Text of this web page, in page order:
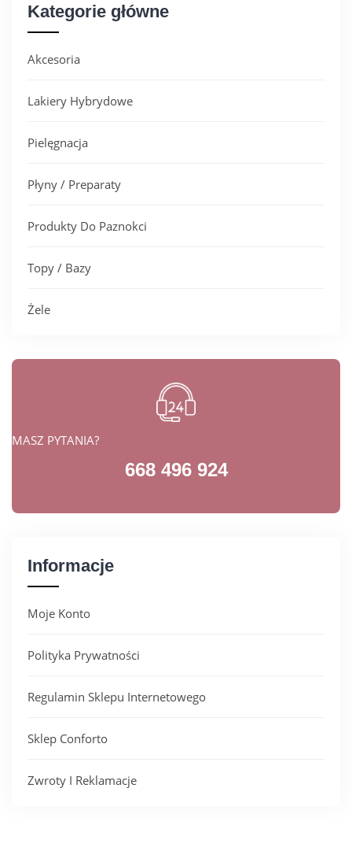
Kategorie główne
Akcesoria
Lakiery Hybrydowe
Pielęgnacja
Płyny / Preparaty
Produkty Do Paznokci
Topy / Bazy
Żele
MASZ PYTANIA?
668 496 924
Informacje
Moje Konto
Polityka Prywatności
Regulamin Sklepu Internetowego
Sklep Conforto
Zwroty I Reklamacje